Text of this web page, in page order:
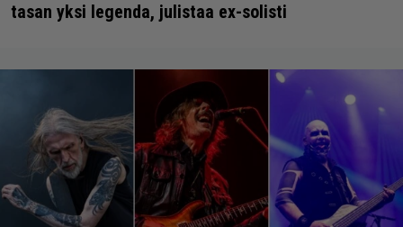
tasan yksi legenda, julistaa ex-solisti